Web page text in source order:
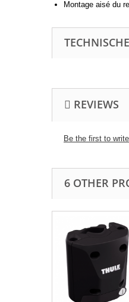
Montage aisé du
REVIEWS
Be the first to
6 OTHER